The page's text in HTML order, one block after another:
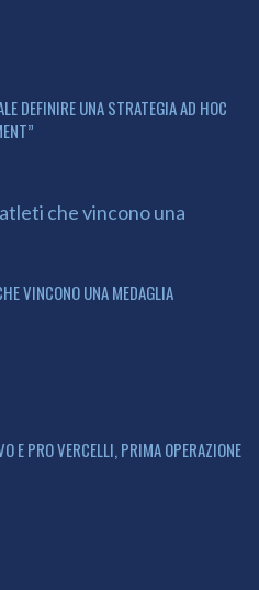
DEFINIRE UNA STRATEGIA AD HOC
VINCONO UNA MEDAGLIA
E PRO VERCELLI, PRIMA OPERAZIONE